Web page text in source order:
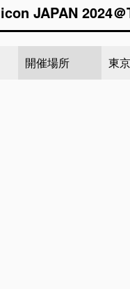
JAPAN 2024
開催場所 東